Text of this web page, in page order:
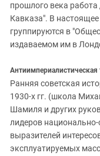
прошлого века
Кавказа". В
группируются в
издаваемом им в
Антиимпериалистическая
Ранняя советская
1930-х гг. (школа
Шамиля и других
лидеров
выразителей
эксплуатируемых